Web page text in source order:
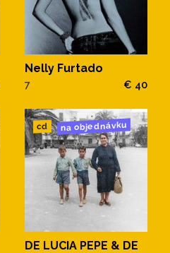
Nelly Furtado
7 € 40
cd na objednávku
DE LUCIA PEPE & DE